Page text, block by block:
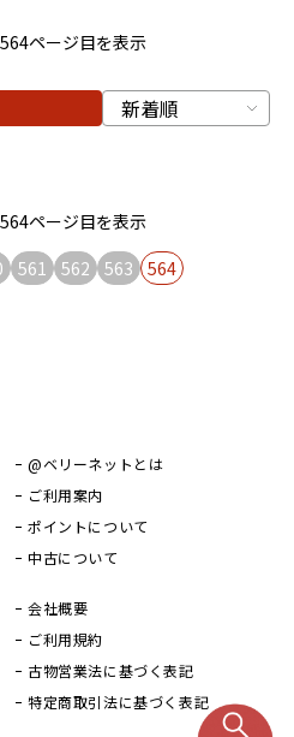
ページ目を表示
ページ目を表示
561 562 563 564
@ベリーネットとは
ご利用案内
ポイントについて
中古について
会社概要
ご利用規約
古物営業法に基づく表記
特定商取引法に基づく表記